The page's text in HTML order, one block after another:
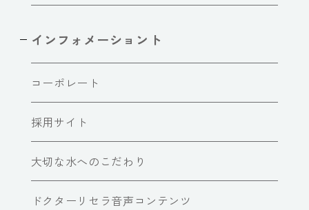
インフォメーショント
コーポレート
採用サイト
大切な水へのこだわり
ドクターリセラ音声コンテンツ